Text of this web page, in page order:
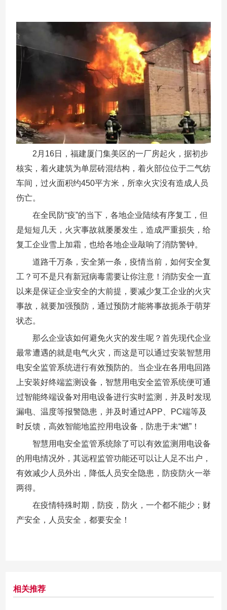
2月16日，福建厦门集美区的一厂房起火，据初步
核实，着火建筑为单层砖混结构，着火部位位于二气纺
车间，过火面积约450平方米，所幸火灾没有造成人员
伤亡。
在全民防“疫”的当下，各地企业陆续有序复工，但
是短短几天，火灾事故就屡屡发生，造成严重损失，给
复工企业雪上加霜，也给各地企业敲响了消防警钟。
道路千万条，安全第一条，疫情当前，如何安全复
工？可不是只有新冠病毒需要让你注意！消防安全一直
以来是保证企业安全的大前提，要减少复工企业的火灾
事故，就要加强预防，通过预防才能将事故扼杀于萌芽
状态。
那么企业该如何避免火灾的发生呢？首先现代企业
最常遭遇的就是电气火灾，而这是可以通过安装智慧用
电安全监管系统进行有效预防的。当企业在各用电回路
上安装好终端监测设备，智慧用电安全监管系统便可通
过智能终端设备对用电设备进行实时监测，并及时发现
漏电、温度等报警隐患，并及时通过APP、PC端等及
时反馈，高效智能地监控用电设备，防患于未“燃”！
智慧用电安全监管系统除了可以有效监测用电设备
的用电情况外，其远程监管功能还可以让人足不出户，
有效减少人员外出，降低人员安全隐患，防疫防火一举
两得。
在疫情特殊时期，防疫，防火，一个都不能少；财
产安全，人员安全，都要安全！
相关推荐